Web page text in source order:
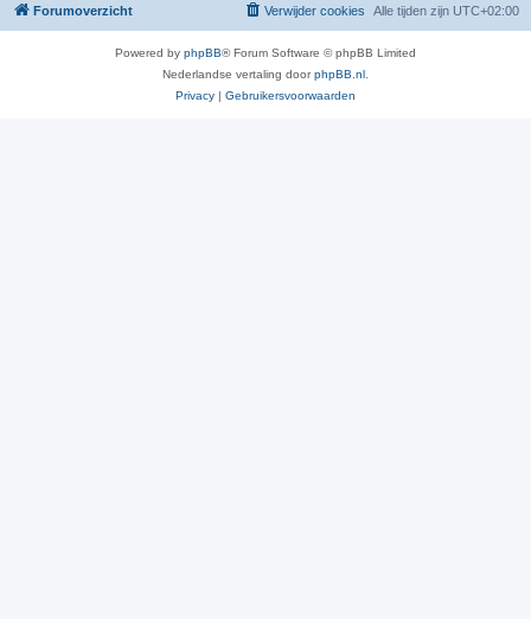
Forumoverzicht Alle tijden zijn UTC+02:00
Verwijder cookies
Powered by phpBB® Forum Software © phpBB Limited
Nederlandse vertaling doorphpBB.nl
Privacy | Gebruikersvoorwaarden